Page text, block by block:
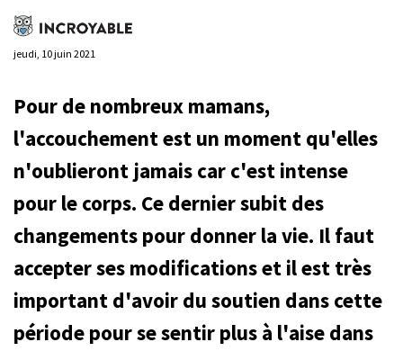
jeudi, 10 juin 2021
Pour de nombreux mamans,
l'accouchement est un moment qu'elles
n'oublieront jamais car c'est intense
pour le corps. Ce dernier subit des
changements pour donner la vie. Il faut
accepter ses modifications et il est très
important d'avoir du soutien dans cette
période pour se sentir plus à l'aise dans